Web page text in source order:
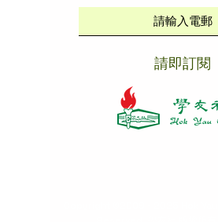
請即訂閱